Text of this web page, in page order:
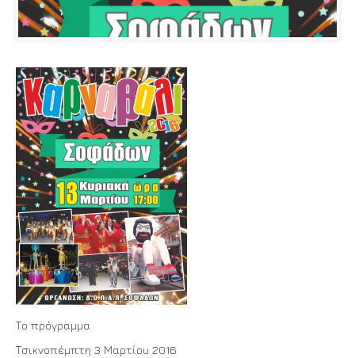
Το πρόγραμμα
Τσικνοπέμπτη 3 Μαρτίου 2016